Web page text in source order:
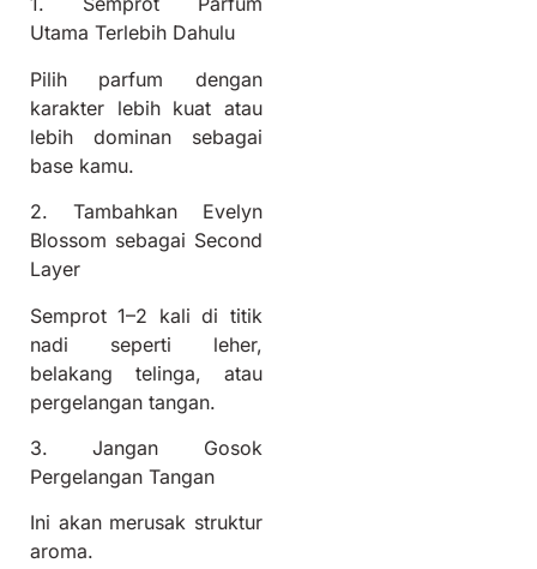
Utama Terlebih Dahulu
Pilih parfum dengan
karakter lebih kuat atau
lebih dominan sebagai
base kamu.
2. Tambahkan Evelyn
Blossom sebagai Second
Layer
Semprot 1–2 kali di titik
nadi seperti leher,
belakang telinga, atau
pergelangan tangan.
3. Jangan Gosok
Pergelangan Tangan
Ini akan merusak struktur
aroma.